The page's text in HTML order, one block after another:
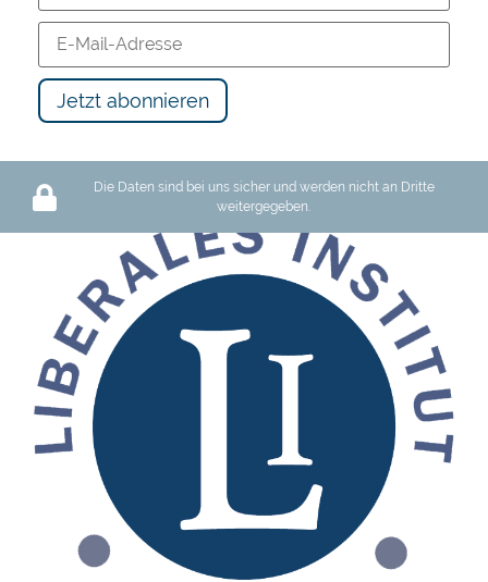
Schutz des Privateigentums oder Barbarei: Wir haben die Wahl
119 views 12:17
Die Daten sind bei uns sicher und werden nicht an Dritte
weitergegeben.